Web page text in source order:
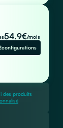
54.9€/mois
configurations
des produits